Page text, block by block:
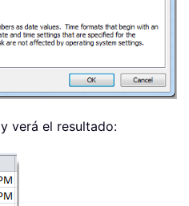
y verá el resultado: